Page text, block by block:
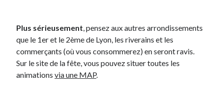
Plus sérieusement, pensez aux autres arrondissements
que le 1er et le 2ème de Lyon, les riverains et les
commerçants (où vous consommerez) en seront ravis.
Sur le site de la fête, vous pouvez situer toutes les
animationsvia une MAP.